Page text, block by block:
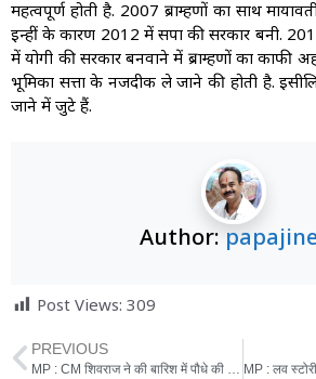
महत्वपूर्ण होती है. 2007 ब्राम्हणों का साथ
इन्हीं के कारण 2012 में सपा की सरकार बनी.
में योगी की सरकार बनवाने में ब्राम्हणों का काफी
भूमिका सत्ता के नजदीक ले जाने की होती है.
जाने में जुटे हैं.
Author:
Post Views: 309
PREVIOUS
MP : CM शिवराज ने की बारिश में पौधे की सिंचाई, तस्वीर वायरल